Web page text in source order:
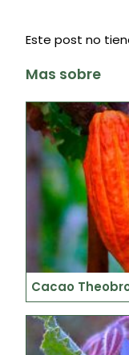
Este post no
Mas sobre
Cacao